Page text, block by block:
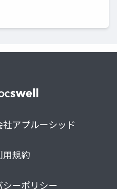
アプルーシッド
用規約
シーポリシー